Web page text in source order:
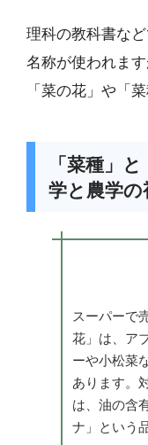
理科の教科書な
名称が使われま
「菜の花」や「
「菜種」
学と農学の
スーパーで
花」は、ア
ーや小松菜
あります。
は、油の含
ナ」という